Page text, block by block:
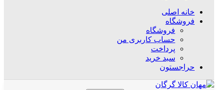
خانه اصلی
فروشگاه
فروشگاه
حساب کاربری من
پرداخت
سبد خرید
حراجستون